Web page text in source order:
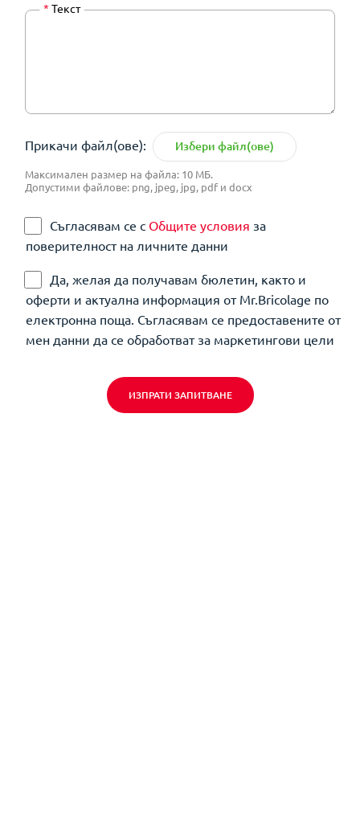
* Текст
Прикачи файл(ове): Избери файл(ове)
Максимален размер на файла: 10 МБ.
Допустими файлове: png, jpeg, jpg, pdf и docx
Съгласявам се с Общите условия за
поверителност на личните данни
Да, желая да получавам бюлетин, както и
оферти и актуална информация от Mr.Bricolage по
електронна поща. Съгласявам се предоставените от
мен данни да се обработват за маркетингови цели
ИЗПРАТИ ЗАПИТВАНЕ